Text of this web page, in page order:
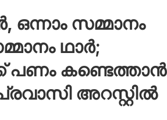
സമ്മാനം
ഥാർ;
പണം കണ്ടെത്താൻ
അറസ്റ്റിൽ